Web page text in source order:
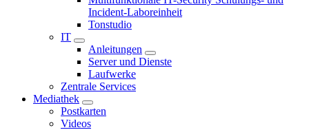
Incident-Laboreinheit
Tonstudio
IT
Anleitungen
Server und Dienste
Laufwerke
Zentrale Services
Mediathek
Postkarten
Videos